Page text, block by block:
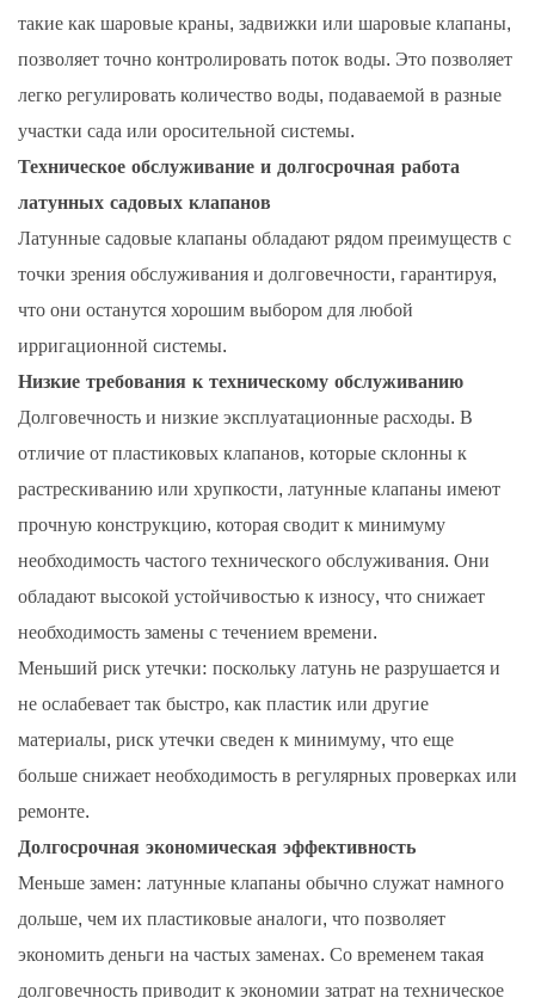
такие как шаровые краны, задвижки или шаровые клапаны,
позволяет точно контролировать поток воды. Это позволяет
легко регулировать количество воды, подаваемой в разные
участки сада или оросительной системы.
Техническое обслуживание и долгосрочная работа
латунных садовых клапанов
Латунные садовые клапаны обладают рядом преимуществ с
точки зрения обслуживания и долговечности, гарантируя,
что они останутся хорошим выбором для любой
ирригационной системы.
Низкие требования к техническому обслуживанию
Долговечность и низкие эксплуатационные расходы. В
отличие от пластиковых клапанов, которые склонны к
растрескиванию или хрупкости, латунные клапаны имеют
прочную конструкцию, которая сводит к минимуму
необходимость частого технического обслуживания. Они
обладают высокой устойчивостью к износу, что снижает
необходимость замены с течением времени.
Меньший риск утечки: поскольку латунь не разрушается и
не ослабевает так быстро, как пластик или другие
материалы, риск утечки сведен к минимуму, что еще
больше снижает необходимость в регулярных проверках или
ремонте.
Долгосрочная экономическая эффективность
Меньше замен: латунные клапаны обычно служат намного
дольше, чем их пластиковые аналоги, что позволяет
экономить деньги на частых заменах. Со временем такая
долговечность приводит к экономии затрат на техническое